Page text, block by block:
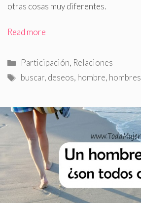
otras cosas muy diferentes.
Read more
Categorías
Participación, Relaciones
Etiquetas
buscar, deseos, hombre, hombres